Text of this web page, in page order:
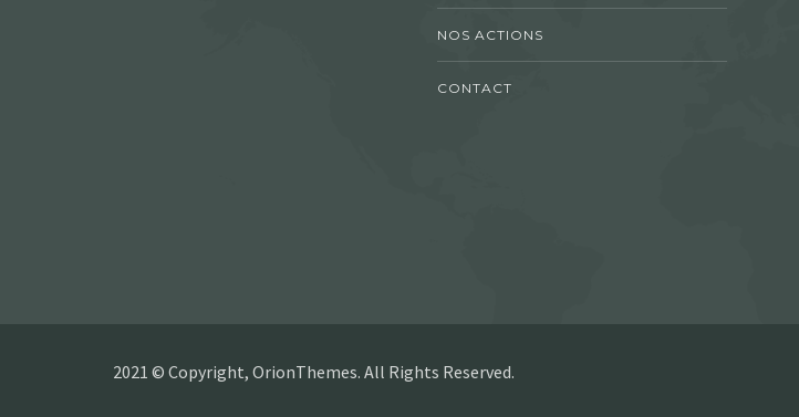
NOS ACTIONS
CONTACT
2021 © Copyright, OrionThemes. All Rights Reserved.